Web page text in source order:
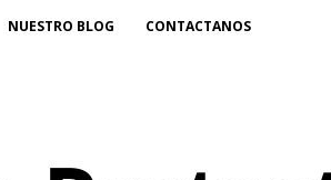
NUESTRO BLOG CONTACTANOS